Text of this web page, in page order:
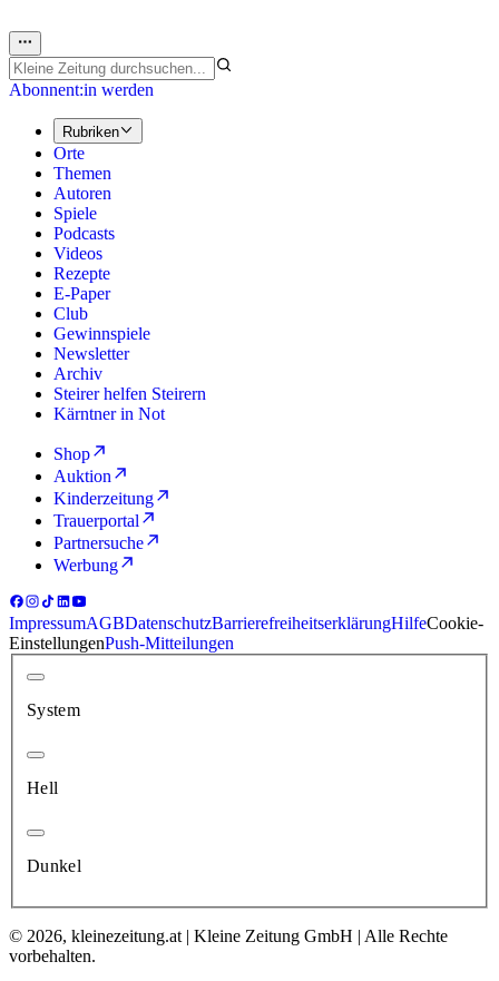
Abonnent:in werden
Rubriken
Orte
Themen
Autoren
Spiele
Podcasts
Videos
Rezepte
E-Paper
Club
Gewinnspiele
Newsletter
Archiv
Steirer helfen Steirern
Kärntner in Not
Shop
Auktion
Kinderzeitung
Trauerportal
Partnersuche
Werbung
ImpressumAGBDatenschutzBarrierefreiheitserklärungHilfeCookie-
EinstellungenPush-Mitteilungen
System
Hell
Dunkel
© 2026, kleinezeitung.at | Kleine Zeitung GmbH | Alle Rechte
vorbehalten.